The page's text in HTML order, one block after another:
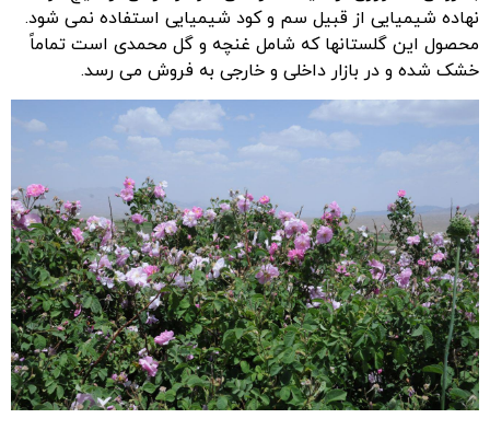
نهاده شیمیایی از قبیل سم و کود شیمیایی استفاده نمی شود.
محصول این گلستانها که شامل غنچه و گل محمدی است تماماً
خشک شده و در بازار داخلی و خارجی به فروش می رسد.